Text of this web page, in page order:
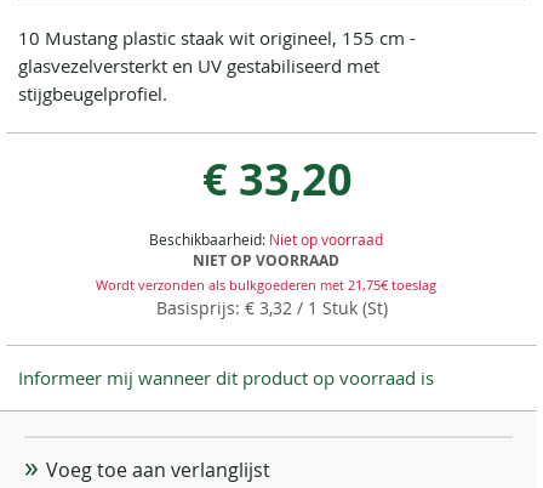
10 Mustang plastic staak wit origineel, 155 cm -
glasvezelversterkt en UV gestabiliseerd met
stijgbeugelprofiel.
€ 33,20
€ 3,32/ 1 Stuk (St)
Beschikbaarheid: Niet op voorraad
NIET OP VOORRAAD
Wordt verzonden als bulkgoederen met 21,75€ toeslag
Informeer mij wanneer dit product op voorraad is
Voeg toe aan verlanglijst